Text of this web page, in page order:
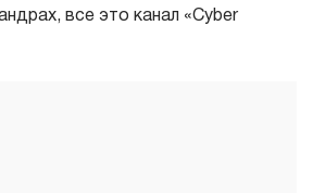
все это канал «Cyber